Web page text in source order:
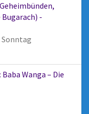
-
Sonntag
Wanga – Die